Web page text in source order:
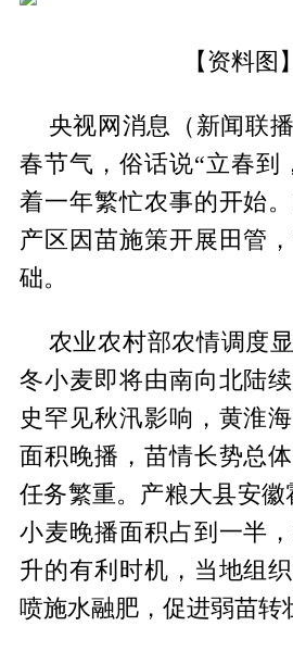
【资料图】
央视网消息（新闻联
春节气，俗话说“立春到
着一年繁忙农事的开始
产区因苗施策开展田管
础。
农业农村部农情调度
冬小麦即将由南向北陆
史罕见秋汛影响，黄淮
面积晚播，苗情长势总
任务繁重。产粮大县安徽
小麦晚播面积占到一半
升的有利时机，当地组
喷施水融肥，促进弱苗转